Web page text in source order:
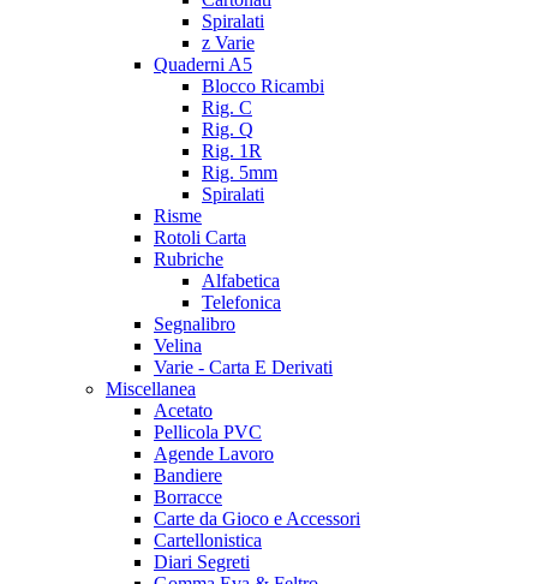
Spiralati
z Varie
Quaderni A5
Blocco Ricambi
Rig. C
Rig. Q
Rig. 1R
Rig. 5mm
Spiralati
Risme
Rotoli Carta
Rubriche
Alfabetica
Telefonica
Segnalibro
Velina
Varie - Carta E Derivati
Miscellanea
Acetato
Pellicola PVC
Agende Lavoro
Bandiere
Borracce
Carte da Gioco e Accessori
Cartellonistica
Diari Segreti